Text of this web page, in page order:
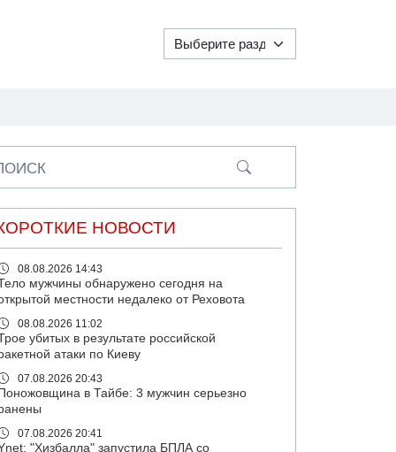
НОВОСТИ
08.08.2026 14:43
мужчины обнаружено сегодня на
местности недалеко от Реховота
08.08.2026 11:02
убитых в результате российской
атаки по Киеву
07.08.2026 20:43
Поножовщина в Тайбе: 3 мужчин серьезно
07.08.2026 20:41
"Хизбалла" запустила БПЛА со